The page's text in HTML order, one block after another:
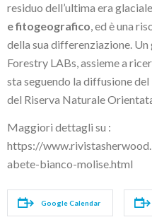
residuo dell’ultima era
e fitogeografico, ed è una
della sua differenziazione.
Forestry LABs, assieme a
sta seguendo la diffusione
del Riserva Naturale
Maggiori dettagli su :
https://
abete-bianco-molise.html
Google Calendar